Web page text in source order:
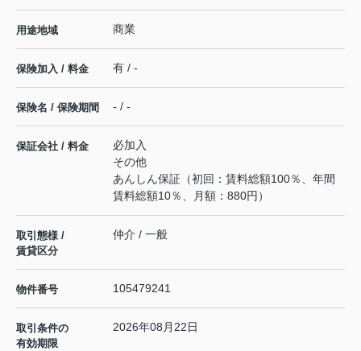
用途地域 商業
保険加入 / 料金 有 / -
保険名 / 保険期間 - / -
保証会社 / 料金
必加入
その他
あんしん保証（初回：賃料総額100％、年間
賃料総額10％、月額：880円）
取引態様 /
賃貸区分
仲介 / 一般
物件番号 105479241
取引条件の
有効期限
2026年08月22日